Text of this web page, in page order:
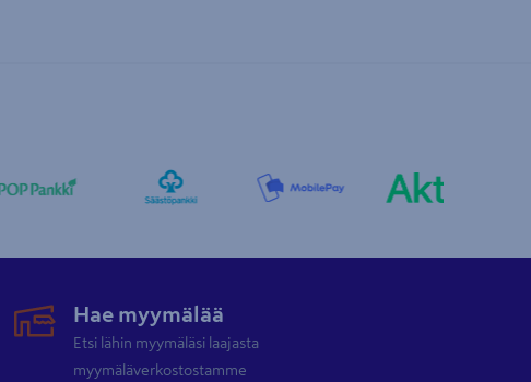
Hae myymälää
Etsi lähin myymäläsi laajasta
myymäläverkostostamme